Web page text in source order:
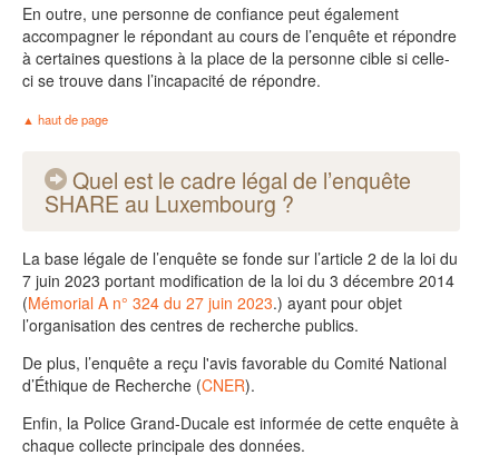
En outre, une personne de confiance peut également
accompagner le répondant au cours de l’enquête et répondre
à certaines questions à la place de la personne cible si celle-
ci se trouve dans l’incapacité de répondre.
haut de page
Quel est le cadre légal de l’enquête
SHARE au Luxembourg ?
La base légale de l’enquête se fonde sur l’article 2 de la loi du
7 juin 2023 portant modification de la loi du 3 décembre 2014
(Mémorial A n° 324 du 27 juin 2023.) ayant pour objet
l’organisation des centres de recherche publics.
De plus, l’enquête a reçu l'avis favorable du Comité National
d’Éthique de Recherche (CNER).
Enfin, la Police Grand-Ducale est informée de cette enquête à
chaque collecte principale des données.